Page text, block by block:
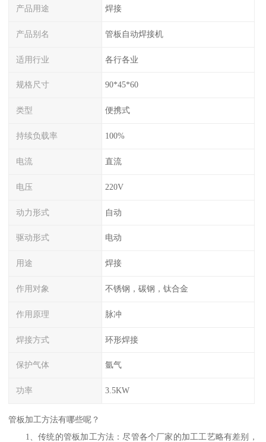
产品用途 焊接
产品别名 管板自动焊接机
适用行业 各行各业
规格尺寸 90*45*60
类型 便携式
持续负载率 100%
电流 直流
电压 220V
动力形式 自动
驱动形式 电动
用途 焊接
作用对象 不锈钢，碳钢，钛合金
作用原理 脉冲
焊接方式 环形焊接
保护气体 氩气
功率 3.5KW
管板加工方法有哪些呢？
1、传统的管板加工方法：尽管各个厂家的加工工艺略有差别，